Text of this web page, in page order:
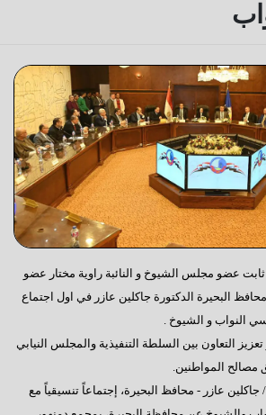
عضو مجلس الشيوخ و النائبة راوية مختار عضو
البحيرة الدكتورة جاكلين عازر في اول اجتماع
النواب و الشيوخ .
التعاون بين السلطة التنفيذية والمجلس النيابي
المواطنين.
عازر - محافظ البحيرة، إجتماعاً تنسيقياً مع